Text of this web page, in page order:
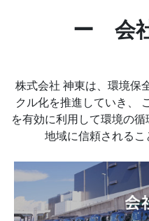
ー 会
株式会社 神東は、環境保
クル化を推進していき、
を有効に利用して環境の循
地域に信頼されるこ